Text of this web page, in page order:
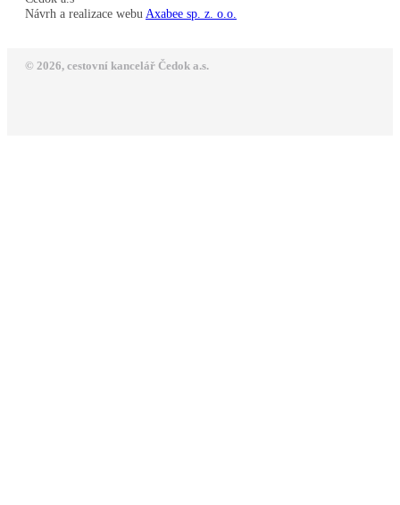
Návrh a realizace webu Axabee sp. z. o.o.
© 2026, cestovní kancelář Čedok a.s.